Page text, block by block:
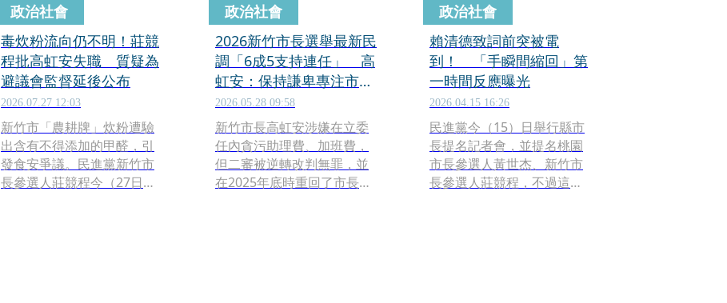
政治社會
毒炊粉流向仍不明！莊競
程批高虹安失職 質疑為
避議會監督延後公布
2026.07.27 12:03
新竹市「農耕牌」炊粉遭驗
出含有不得添加的甲醛，引
發食安爭議。民進黨新竹市
長參選人莊競程今（27日）
政治社會
2026新竹市長選舉最新民
調「6成5支持連任」 高
虹安：保持謙卑專注市政
回報市民
2026.05.28 09:58
新竹市長高虹安涉嫌在立委
任內貪污助理費、加班費，
但二審被逆轉改判無罪，並
在2025年底時重回了市長職
政治社會
賴清德致詞前突被電
到！ 「手瞬間縮回」第
一時間反應曝光
2026.04.15 16:26
民進黨今（15）日舉行縣市
長提名記者會，並提名桃園
市長參選人黃世杰、新竹市
長參選人莊競程，不過這場